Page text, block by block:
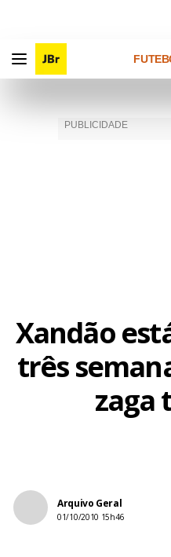
Xandão
três
zaga
Arquivo Geral
01/10/2010 15h46